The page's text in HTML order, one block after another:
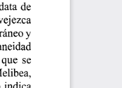
de
y
se
indica